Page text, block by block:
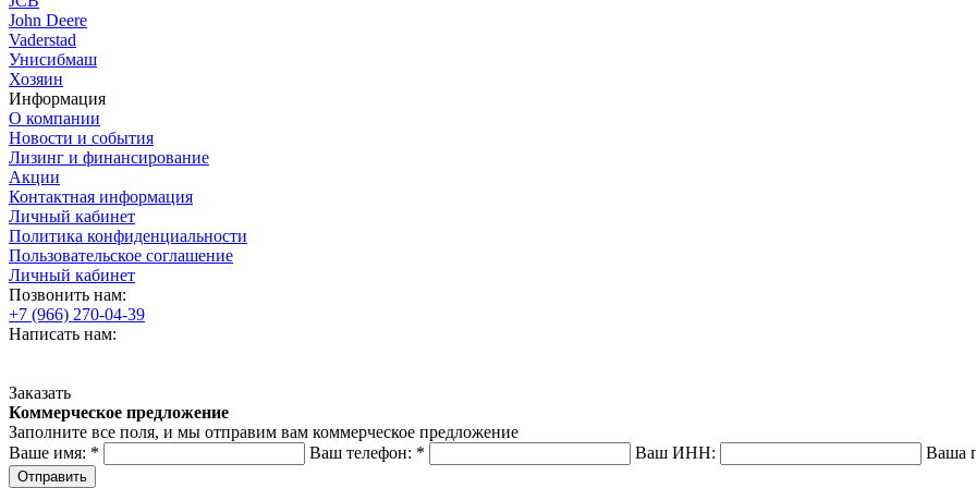
John Deere
Vaderstad
Унисибмаш
Хозяин
Информация
О компании
Новости и события
Лизинг и финансирование
Акции
Контактная информация
Личный кабинет
Политика конфиденциальности
Пользовательское соглашение
Личный кабинет
Позвонить нам:
+7 (966) 270-04-39
Написать нам:
Заказать
Коммерческое предложение
Заполните все поля, и мы отправим вам коммерческое предложение
Ваше имя: * Ваш телефон: * Ваш ИНН: Ваша